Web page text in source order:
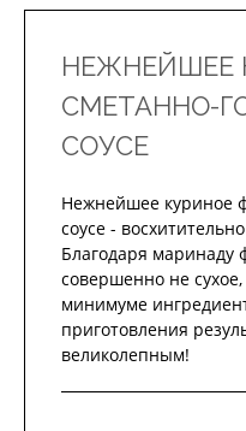
НЕЖНЕЙШЕЕ
СМЕТАННО-
СОУСЕ
Нежнейшее куриное
соусе -
Благодаря маринаду
совершенно не
минимуме
приготовления
великолепным!